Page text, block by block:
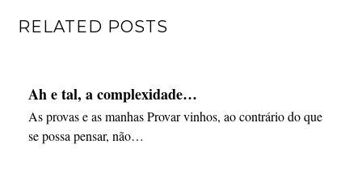
RELATED POSTS
Ah e tal, a complexidade…
As provas e as manhas Provar vinhos, ao contrário do que
se possa pensar, não…